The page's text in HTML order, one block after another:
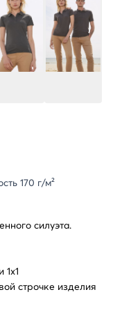
170 г/м²
силуэта.
строчке изделия